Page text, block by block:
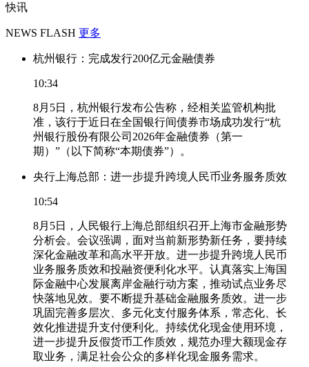
快讯
NEWS FLASH 更多
杭州银行：完成发行200亿元金融债券
10:34
8月5日，杭州银行发布公告称，经相关监管机构批
准，该行于近日在全国银行间债券市场成功发行“杭
州银行股份有限公司2026年金融债券（第一
期）”（以下简称“本期债券”）。
央行上海总部：进一步提升跨境人民币业务服务质效
10:54
8月5日，人民银行上海总部组织召开上海市金融形势
分析会。会议强调，面对当前新形势新任务，要持续
深化金融改革和高水平开放。进一步提升跨境人民币
业务服务质效和投融资便利化水平。认真落实上海国
际金融中心发展离岸金融行动方案，推动试点业务尽
快落地见效。要不断提升基础金融服务质效。进一步
巩固完善多层次、多元化支付服务体系，常态化、长
效化推进提升支付便利化。持续优化现金使用环境，
进一步提升反假货币工作质效，规范办理大额现金存
取业务，满足社会公众的多样化现金服务需求。